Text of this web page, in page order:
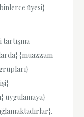
üyesi}
tartışma
{muazzam
uygulamaya}